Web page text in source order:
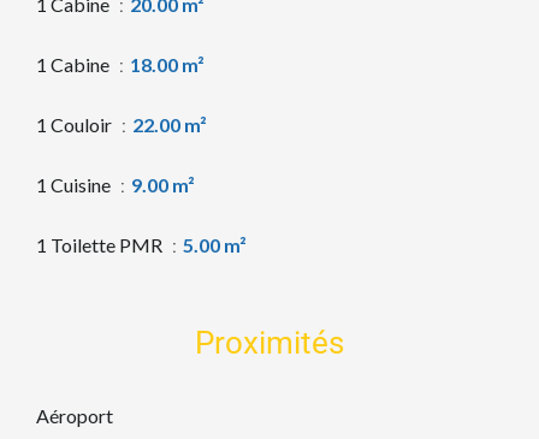
1 Cabine 18.00 m²
1 Couloir 22.00 m²
1 Cuisine 9.00 m²
1 Toilette PMR 5.00 m²
Proximités
Aéroport